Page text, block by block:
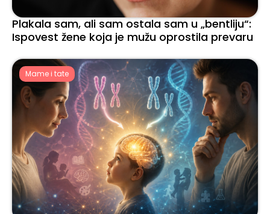
Plakala sam, ali sam ostala sam u „bentliju“:
Ispovest žene koja je mužu oprostila prevaru
Mame i tate